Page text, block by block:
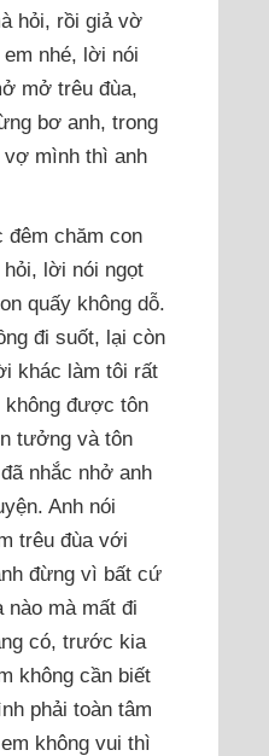
hỏi, rồi giả vờ
nhé, lời nói
mở trêu đùa,
bơ anh, trong
mình thì anh
đêm chăm con
hỏi, lời nói ngọt
quấy không dỗ.
đi suốt, lại còn
khác làm tôi rất
không được tôn
tưởng và tôn
nhắc nhở anh
Anh nói
trêu đùa với
đừng vì bất cứ
nào mà mất đi
có, trước kia
không cần biết
phải toàn tâm
không vui thì